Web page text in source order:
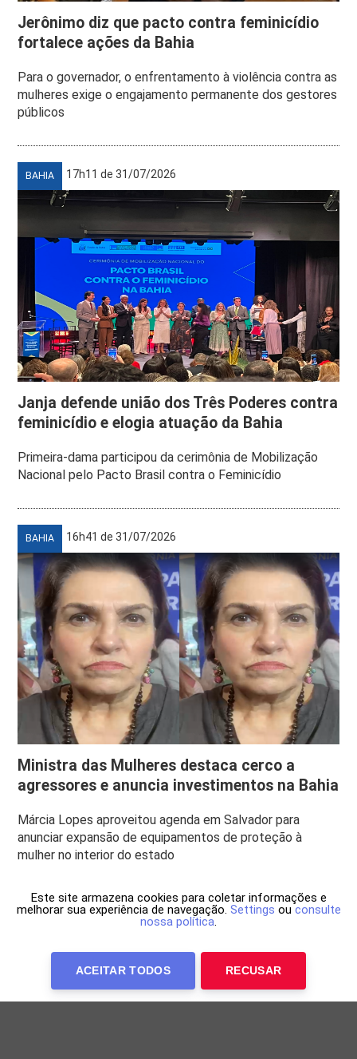
Jerônimo diz que pacto contra feminicídio
fortalece ações da Bahia
Para o governador, o enfrentamento à violência contra as
mulheres exige o engajamento permanente dos gestores
públicos
BAHIA 17h11 de 31/07/2026
Janja defende união dos Três Poderes contra
feminicídio e elogia atuação da Bahia
Primeira-dama participou da cerimônia de Mobilização
Nacional pelo Pacto Brasil contra o Feminicídio
BAHIA 16h41 de 31/07/2026
Ministra das Mulheres destaca cerco a
agressores e anuncia investimentos na Bahia
Márcia Lopes aproveitou agenda em Salvador para
anunciar expansão de equipamentos de proteção à
mulher no interior do estado
Este site armazena cookies para coletar informações e
melhorar sua experiência de navegação. Settings ou consulte
nossa política.
ACEITAR TODOS RECUSAR